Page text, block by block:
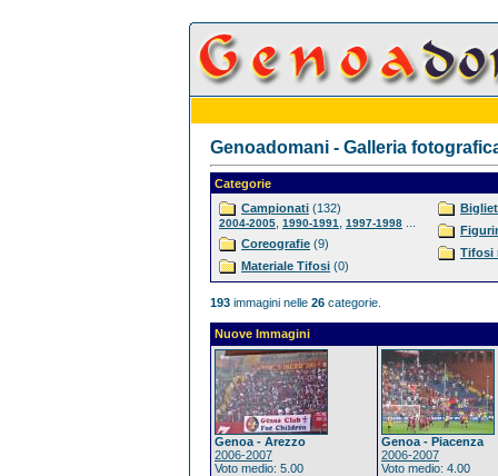
Genoadomani - Galleria
Categorie
Campionati (132)
2004-2005 1990-1991 1997-1998
Coreografie (9)
Materiale Tifosi (0)
Tifosi
193 immagini nelle 26 categorie.
Nuove Immagini
Genoa - Arezzo
2006-2007
Voto medio: 5.00
Genoa - Piacenza
2006-2007
Voto medio: 4.00